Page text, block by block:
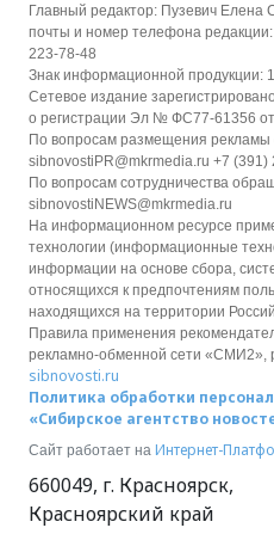
Главный редактор: Пузевич Елена
почты и номер телефона
223-78-48
Знак информационной продукции:
Сетевое издание
о регистрации Эл № ФС77-61356
По вопросам размещения рекламы
sibnovostiPR@mkrmedia.ru +7 (391)
По вопросам сотрудничества
sibnovostiNEWS@mkrmedia.ru
На информационном ресурсе
технологии (информационные
информации на основе сбора,
относящихся к предпочтениям
находящихся на территории
Правила применения
рекламно-обменной сети «СМИ2»,
sibnovosti.ru
Политика обработки
«Сибирское агентство
Сайт работает на Интернет-
660049, г. Красноярск,
Красноярский край